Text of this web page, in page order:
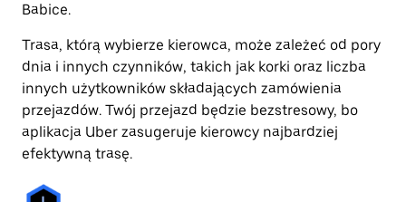
Babice.
Trasa, którą wybierze kierowca, może zależeć od pory
dnia i innych czynników, takich jak korki oraz liczba
innych użytkowników składających zamówienia
przejazdów. Twój przejazd będzie bezstresowy, bo
aplikacja Uber zasugeruje kierowcy najbardziej
efektywną trasę.